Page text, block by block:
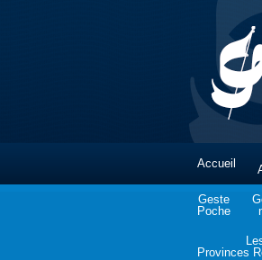
Accueil
Geste
Poche
Provinces